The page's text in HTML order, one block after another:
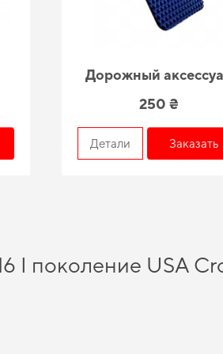
Дорожный
250 ₴
Детали Заказать
I поколение USA